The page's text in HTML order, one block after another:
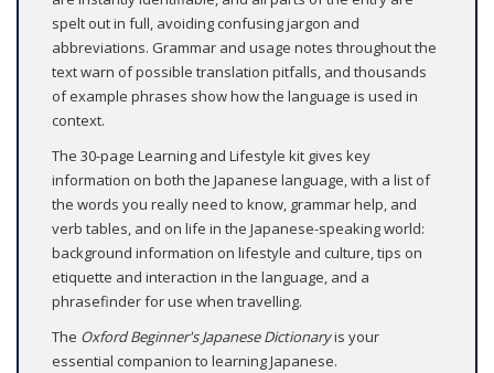
spelt out in full, avoiding confusing jargon and
abbreviations. Grammar and usage notes throughout the
text warn of possible translation pitfalls, and thousands
of example phrases show how the language is used in
context.
The 30-page Learning and Lifestyle kit gives key
information on both the Japanese language, with a list of
the words you really need to know, grammar help, and
verb tables, and on life in the Japanese-speaking world:
background information on lifestyle and culture, tips on
etiquette and interaction in the language, and a
phrasefinder for use when travelling.
The Oxford Beginner's Japanese Dictionaryis your
essential companion to learning Japanese.